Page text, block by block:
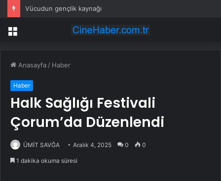
Vücudun gençlik kaynağı
Menü
Anasayfa / Haber
Haber
Halk Sağlığı Festivali
Çorum’da Düzenlendi
ÜMİT SAVĞA Aralık 4, 2025 0 0
1 dakika okuma süresi